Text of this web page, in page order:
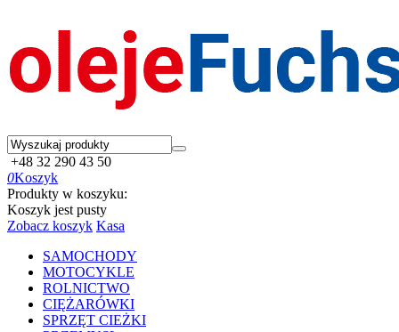
+48 32 290 43 50
0Koszyk
Produkty w koszyku:
Koszyk jest pusty
Zobacz koszyk Kasa
SAMOCHODY
MOTOCYKLE
ROLNICTWO
CIĘŻARÓWKI
SPRZĘT CIEŻKI